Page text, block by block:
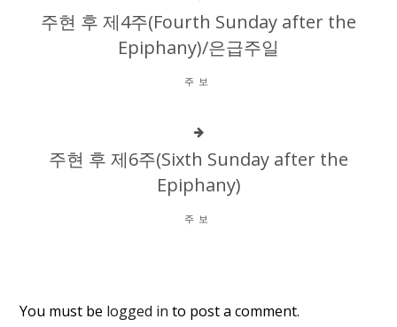
주현 후 제4주(Fourth Sunday after the
Epiphany)/은급주일
주보
주현 후 제6주(Sixth Sunday after the
Epiphany)
주보
You must be logged in to post a comment.